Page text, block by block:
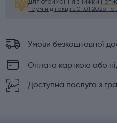
Термін дії акції з 01.01.2026 по
Умови безкоштовної
Оплата карткою або
Доступна послуга з